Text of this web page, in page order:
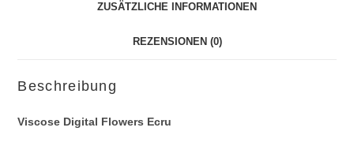
ZUSÄTZLICHE INFORMATIONEN
REZENSIONEN (0)
Beschreibung
Viscose Digital Flowers Ecru